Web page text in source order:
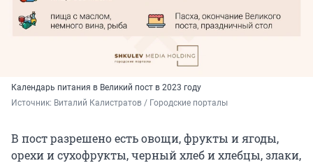
Календарь питания в Великий пост в 2023 году
Источник: Виталий Калистратов / Городские порталы
В пост разрешено есть овощи, фрукты и ягоды,
орехи и сухофрукты, черный хлеб и хлебцы, злаки,